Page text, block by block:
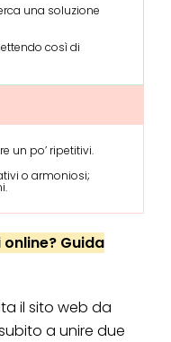
una soluzione
così di
un po’ ripetitivi.
o armoniosi;
Guida
il sito web da
a unire due